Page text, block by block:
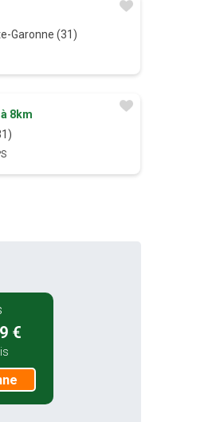
Garonne (31)
à 8km
€